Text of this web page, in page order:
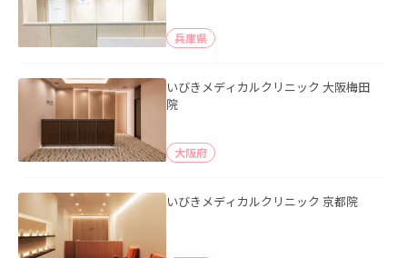
兵庫県
いびきメディカルクリニック 大阪梅田
院
大阪府
いびきメディカルクリニック 京都院